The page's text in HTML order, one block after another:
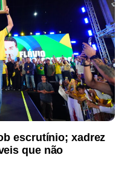
escrutínio; xadrez
que não